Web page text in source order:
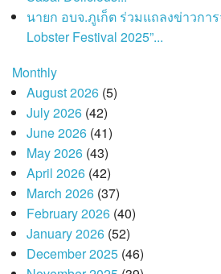
นายก อบจ.ภูเก็ต ร่วมแถลงข่าวการ
Lobster Festival 2025”...
Monthly
August 2026(5)
July 2026(42)
June 2026(41)
May 2026(43)
April 2026(42)
March 2026(37)
February 2026(40)
January 2026(52)
December 2025(46)